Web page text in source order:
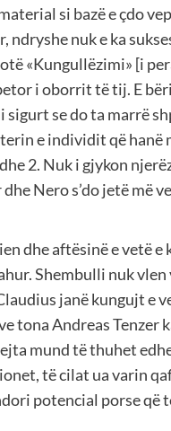
si bazë e çdo
nuk e ka
«Kungullëzimi» [i
i oborrit të tij. E
sigurt se do ta marrë
e individit që hanë
2. Nuk i gjykon
Nero s’do jetë më
dhe aftësinë e vetë e
Shembulli nuk
janë kungujt e
tona Andreas Tenzer
mund të thuhet
të cilat ua varin
potencial porse që